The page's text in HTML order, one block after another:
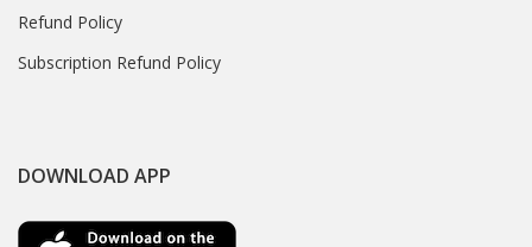
Refund Policy
Subscription Refund Policy
DOWNLOAD APP